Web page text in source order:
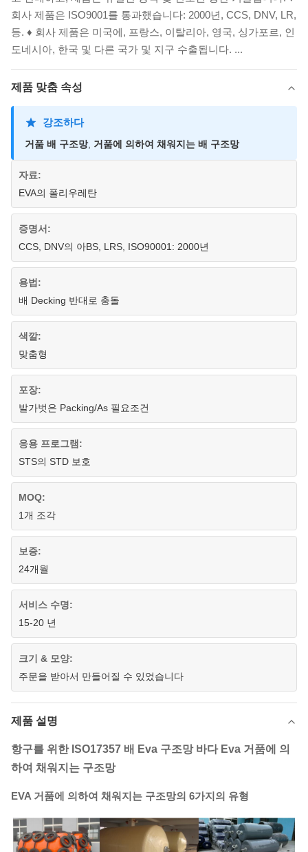
회사 제품은 ISO9001를 통과했습니다: 2000년, CCS, DNV, LR,
등. ♦ 회사 제품은 미국에, 프랑스, 이탈리아, 영국, 싱가포르, 인
도네시아, 한국 및 다른 국가 및 지구 수출됩니다. ...
제품 맞춤 속성
강조하다
거품 배 구조망, 거품에 의하여 채워지는 배 구조망
자료:
EVA의 폴리우레탄
증명서:
CCS, DNV의 아BS, LRS, ISO90001: 2000년
용법:
배 Decking 반대로 충돌
색깔:
맞춤형
포장:
발가벗은 Packing/As 필요조건
응용 프로그램:
STS의 STD 보호
MOQ:
1개 조각
보증:
24개월
서비스 수명:
15-20 년
크기 & 모양:
주문을 받아서 만들어질 수 있었습니다
제품 설명
항구를 위한 ISO17357 배 Eva 구조망 바다 Eva 거품에 의
하여 채워지는 구조망
EVA 거품에 의하여 채워지는 구조망의 6가지의 유형